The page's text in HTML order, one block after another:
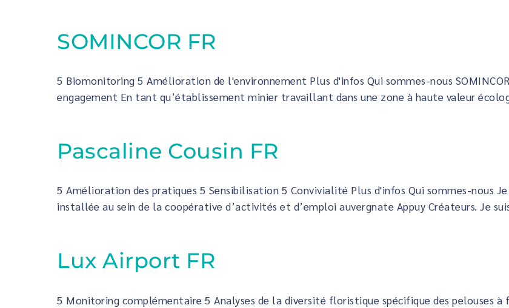
SOMINCOR FR
5 Biomonitoring 5 Amélioration de l'environnement Plus d'infos Qui sommes-nous
engagement En tant qu’établissement minier travaillant dans une zone à haute valeur
Pascaline Cousin FR
5 Amélioration des pratiques 5 Sensibilisation 5 Convivialité Plus d'infos Qui sommes-nous
installée au sein de la coopérative d’activités et d’emploi auvergnate Appuy Créateurs. Je
Lux Airport FR
5 Monitoring complémentaire 5 Analyses de la diversité floristique spécifique des pelouses à